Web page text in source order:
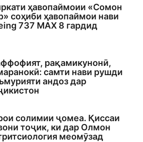
ҳавопаймоии «Сомон
соҳиби ҳавопаймои нави
737 MAX 8 гардид
рақамикунонӣ,
самти нави рушди
андоз дар
солимии ҷомеа. Қиссаи
тоҷик, ки дар Олмон
меомӯзад